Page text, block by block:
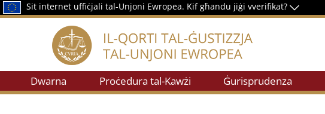
Sit internet uffiċjali tal-Unjoni Ewropea. Kif għandu jiġi vverifikat?
Dwarna Proċedura tal-Kawżi Ġurisprudenza